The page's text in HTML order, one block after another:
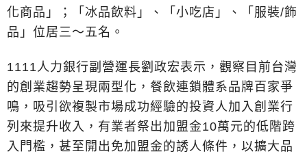
化商品」；「冰品飲料」、「小吃店」、「服裝/飾
品」位居三～五名。
1111人力銀行副營運長劉政宏表示，觀察目前台灣
的創業趨勢呈現兩型化，餐飲連鎖體系品牌百家爭
鳴，吸引欲複製市場成功經驗的投資人加入創業行
列來提升收入，有業者祭出加盟金10萬元的低階跨
入門檻，甚至開出免加盟金的誘人條件，以擴大品